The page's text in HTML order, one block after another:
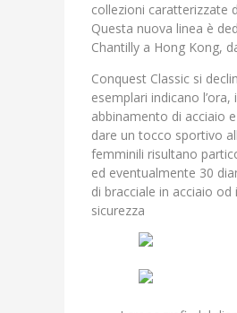
collezioni caratterizzate
Questa nuova linea è
Chantilly a Hong Kong,
Conquest Classic si
esemplari indicano
abbinamento di acciaio
dare un tocco sportivo
femminili risultano
ed eventualmente 30
di bracciale in acciaio
sicurezza